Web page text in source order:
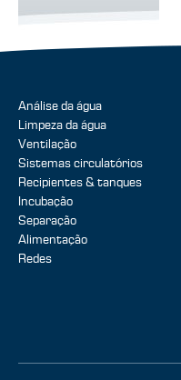
Análise da água
Limpeza da água
Ventilação
Sistemas circulatórios
Recipientes & tanques
Incubação
Separação
Alimentação
Redes